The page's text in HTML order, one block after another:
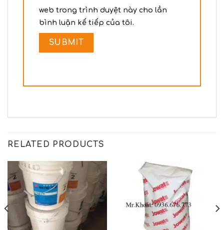
web trong trình duyệt này cho lần
bình luận kế tiếp của tôi.
RELATED PRODUCTS